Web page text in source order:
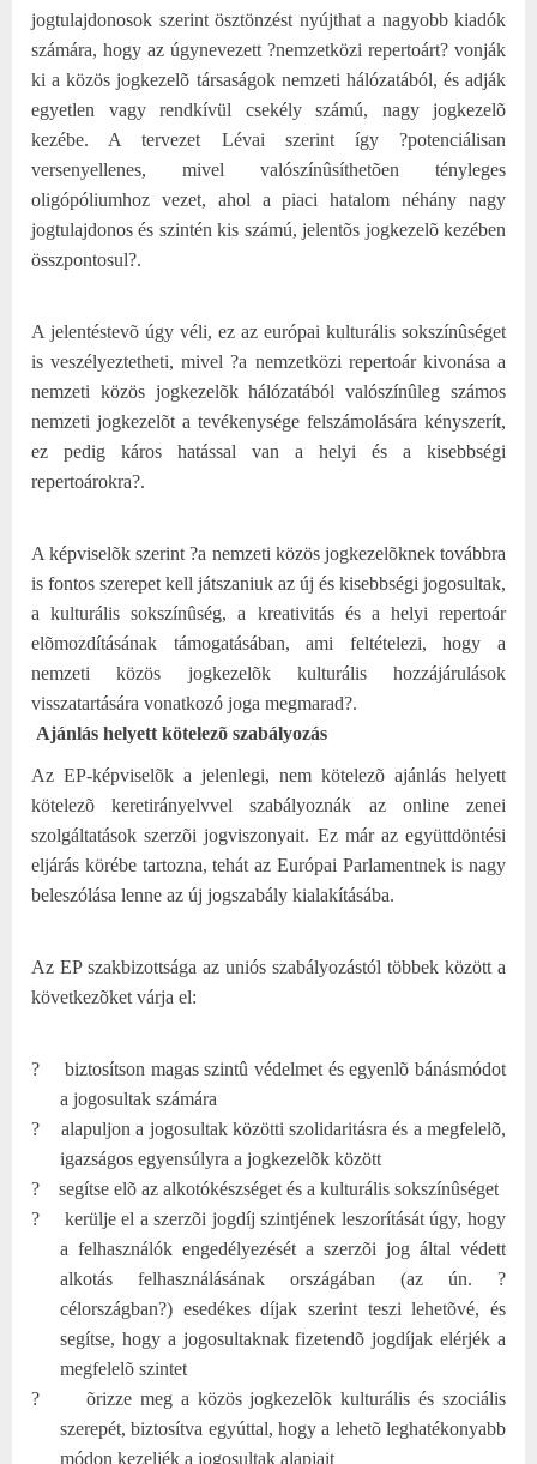
jogtulajdonosok szerint ösztönzést nyújthat a nagyobb kiadók
számára, hogy az úgynevezett ?nemzetközi repertoárt? vonják
ki a közös jogkezelõ társaságok nemzeti hálózatából, és adják
egyetlen vagy rendkívül csekély számú, nagy jogkezelõ
kezébe. A tervezet Lévai szerint így ?potenciálisan
versenyellenes, mivel valószínûsíthetõen tényleges
oligópóliumhoz vezet, ahol a piaci hatalom néhány nagy
jogtulajdonos és szintén kis számú, jelentõs jogkezelõ kezében
összpontosul?.
A jelentéstevõ úgy véli, ez az európai kulturális sokszínûséget
is veszélyeztetheti, mivel ?a nemzetközi repertoár kivonása a
nemzeti közös jogkezelõk hálózatából valószínûleg számos
nemzeti jogkezelõt a tevékenysége felszámolására kényszerít,
ez pedig káros hatással van a helyi és a kisebbségi
repertoárokra?.
A képviselõk szerint ?a nemzeti közös jogkezelõknek továbbra
is fontos szerepet kell játszaniuk az új és kisebbségi jogosultak,
a kulturális sokszínûség, a kreativitás és a helyi repertoár
elõmozdításának támogatásában, ami feltételezi, hogy a
nemzeti közös jogkezelõk kulturális hozzájárulások
visszatartására vonatkozó joga megmarad?.
Ajánlás helyett kötelezõ szabályozás
Az EP-képviselõk a jelenlegi, nem kötelezõ ajánlás helyett
kötelezõ keretirányelvvel szabályoznák az online zenei
szolgáltatások szerzõi jogviszonyait. Ez már az együttdöntési
eljárás körébe tartozna, tehát az Európai Parlamentnek is nagy
beleszólása lenne az új jogszabály kialakításába.
Az EP szakbizottsága az uniós szabályozástól többek között a
következõket várja el:
?
biztosítson magas szintû védelmet és egyenlõ bánásmódot
a jogosultak számára
?
alapuljon a jogosultak közötti szolidaritásra és a megfelelõ,
igazságos egyensúlyra a jogkezelõk között
?
segítse elõ az alkotókészséget és a kulturális sokszínûséget
?
kerülje el a szerzõi jogdíj szintjének leszorítását úgy, hogy
a felhasználók engedélyezését a szerzõi jog által védett
alkotás felhasználásának országában (az ún. ?
célországban?) esedékes díjak szerint teszi lehetõvé, és
segítse, hogy a jogosultaknak fizetendõ jogdíjak elérjék a
megfelelõ szintet
?
õrizze meg a közös jogkezelõk kulturális és szociális
szerepét, biztosítva egyúttal, hogy a lehetõ leghatékonyabb
módon kezeljék a jogosultak alapjait